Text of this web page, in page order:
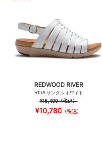
REDWOOD RIVER
R10A サンダル ホワイト
¥15,400（税込）
¥10,780 （税込）